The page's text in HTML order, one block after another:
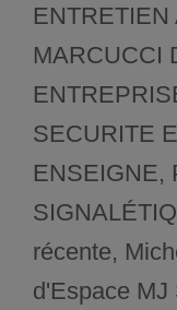
ENTRETIEN
MARCUCCI
SECURITE
ENSEIGNE,
récente,
d'Espace MJ